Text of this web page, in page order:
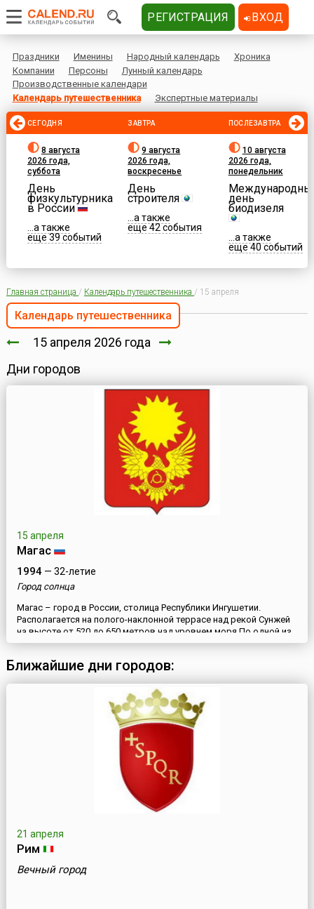
Праздники Именины Народный календарь
Хроника
Компании
Персоны
Лунный календарь
Производственные календари
Календарь путешественника
Экспертные материалы
СЕГОДНЯ
8 августа
2026 года,
суббота
День
физкультурника
в России
...а также
еще 39 событий
ЗАВТРА
9 августа
2026 года,
воскресенье
День
строителя
...а также
еще 42 события
ПОСЛЕЗАВТРА
10 августа
2026 года,
понедельник
день
биодизеля
...а также
еще 40 событий
Главная страница / Календарь путешественника / 15 апреля
Календарь путешественника
15 апреля 2026 года
Дни городов
15 апреля
Магас
1994— 32-летие
Город солнца
Магас – город в России, столица Республики Ингушетии.
Располагается на полого-наклонной террасе над рекой Сунжей
на высоте от 520 до 650 метров над уровнем моря.По одной из
легенд, касающихся рождения города, Магасом называлась
переводе это слово обозначает «город солнца». Однако точное
Ближайшие дни городов:
21 апреля
Рим
Вечный город
РЕГИСТРАЦИЯ ВХОД